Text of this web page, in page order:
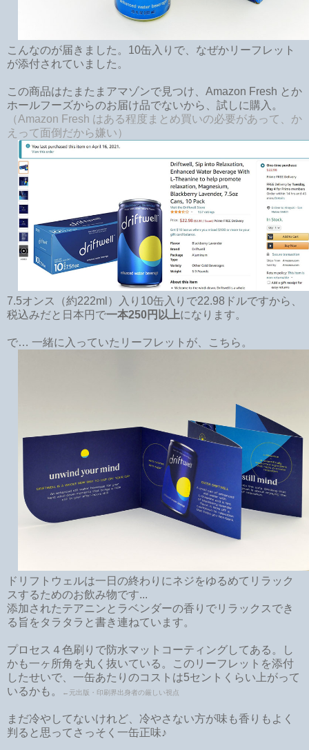
こんなのが届きました。10缶入りで、なぜかリーフレット
が添付されていました。
この商品はたまたまアマゾンで見つけ、Amazon Fresh とか
ホールフーズからのお届け品でないから、試しに購入。
（Amazon Fresh はある程度まとめ買いの必要があって、か
えって面倒だから嫌い）
7.5オンス（約222ml）入り10缶入りで22.98ドルですから、
税込みだと日本円で一本250円以上になります。
で… 一緒に入っていたリーフレットが、こちら。
ドリフトウェルは一日の終わりにネジをゆるめてリラック
スするためのお飲み物です...
添加されたテアニンとラベンダーの香りでリラックスでき
る旨をタラタラと書き連ねています。
プロセス４色刷りで防水マットコーティングしてある。し
かも一ヶ所角を丸く抜いている。このリーフレットを添付
したせいで、一缶あたりのコストは5セントくらい上がって
いるかも。
←元出版・印刷界出身者の厳しい視点
まだ冷やしてないけれど、冷やさない方が味も香りもよく
判ると思ってさっそく一缶正味♪